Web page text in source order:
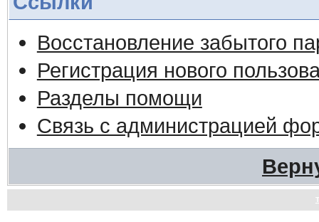
Восстановление забытого
Регистрация нового
Разделы помощи
Связь с администрацией